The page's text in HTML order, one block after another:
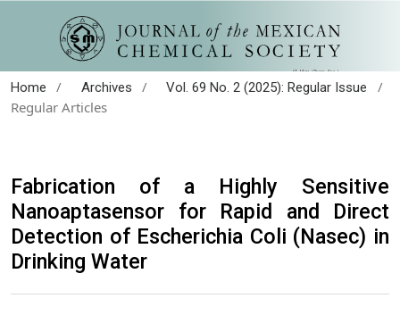
Home / Archives / Vol. 69 No. 2 (2025): Regular Issue
/
Regular Articles
Fabrication of a Highly Sensitive
Nanoaptasensor for Rapid and Direct
Detection of Escherichia Coli (Nasec) in
Drinking Water